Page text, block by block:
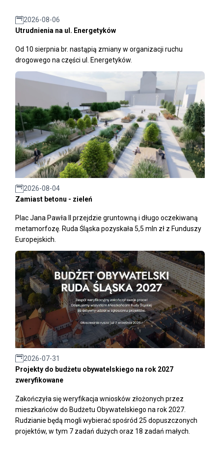
2026-08-06
Utrudnienia na ul. Energetyków
Od 10 sierpnia br. nastąpią zmiany w organizacji ruchu
drogowego na części ul. Energetyków.
2026-08-04
Zamiast betonu - zieleń
Plac Jana Pawła II przejdzie gruntowną i długo oczekiwaną
metamorfozę. Ruda Śląska pozyskała 5,5 mln zł z Funduszy
Europejskich.
2026-07-31
Projekty do budżetu obywatelskiego na rok 2027
zweryfikowane
Zakończyła się weryfikacja wniosków złożonych przez
mieszkańców do Budżetu Obywatelskiego na rok 2027.
Rudzianie będą mogli wybierać spośród 25 dopuszczonych
projektów, w tym 7 zadań dużych oraz 18 zadań małych.